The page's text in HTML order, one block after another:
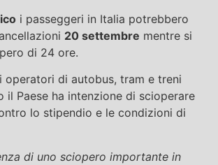
i passeggeri in Italia potrebbero
20 settembre mentre si
di 24 ore.
operatori di autobus, tram e treni
il Paese ha intenzione di scioperare
lo stipendio e le condizioni di
di uno sciopero importante in